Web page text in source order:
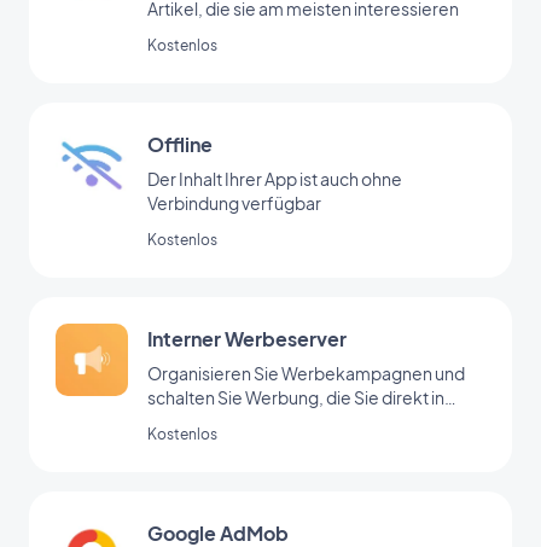
Artikel, die sie am meisten interessieren
Kostenlos
Offline
Der Inhalt Ihrer App ist auch ohne
Verbindung verfügbar
Kostenlos
Interner Werbeserver
Organisieren Sie Werbekampagnen und
schalten Sie Werbung, die Sie direkt in
Kostenlos
Google AdMob